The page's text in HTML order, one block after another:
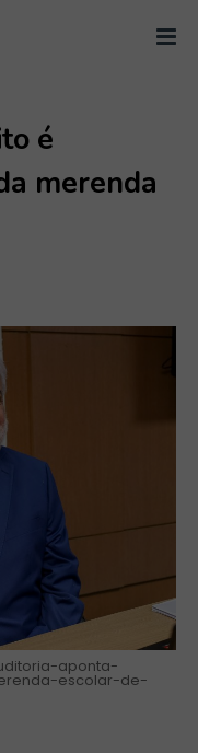
é
merenda
aponta-
escolar-de-